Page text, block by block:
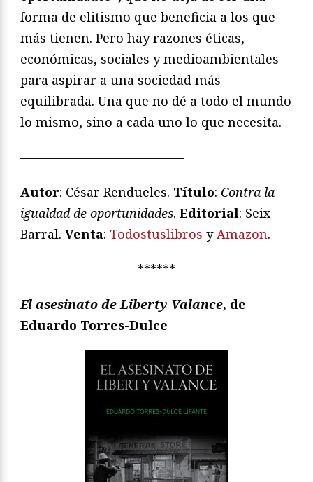
forma de elitismo que beneficia a los que
más tienen. Pero hay razones éticas,
económicas, sociales y medioambientales
para aspirar a una sociedad más
equilibrada. Una que no dé a todo el mundo
lo mismo, sino a cada uno lo que necesita.
—————————————
Autor: César Rendueles. Título: Contra la
igualdad de oportunidades. Editorial: Seix
Barral. Venta: Todostuslibros yAmazon.
******
El asesinato de Liberty Valance, de
Eduardo Torres-Dulce